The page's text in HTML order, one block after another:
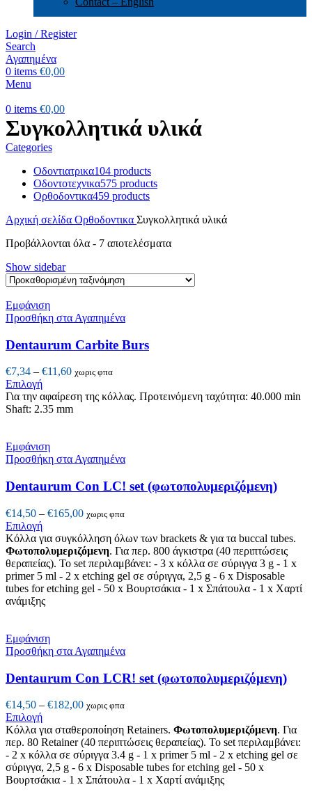
Login / Register
Search
Αγαπημένα
0 items €0,00
Menu
0 items €0,00
Συγκολλητικά υλικά
Categories
Οδοντιατρικα104 products
Οδοντοτεχνικα575 products
Ορθοδοντικα459 products
Αρχική σελίδα Ορθοδοντικα Συγκολλητικά υλικά
Προβάλλονται όλα - 7 αποτελέσματα
Show sidebar
Εμφάνιση
Προσθήκη στα Αγαπημένα
Dentaurum Carbite Burs
€7,34 – €11,60Price
€7,34
through
χωρις φπα
ΕπιλογήΑυτό
το
προϊόν
παραλλαγές.
Οι
μπορούν
να
επιλεγούν
στη
σελίδα
του
προϊόντος
Για την αφαίρεση της κόλλας. Προτεινόμενη ταχύτητα: 40.000 min
Shaft: 2.35 mm
Εμφάνιση
Προσθήκη στα Αγαπημένα
Dentaurum Con LC! set (φωτοπολυμεριζόμενη)
€14,50 – €165,00Price
€14,50
through
€165,00
χωρις φπα
ΕπιλογήΑυτό
το
προϊόν
έχει
πολλαπλές
παραλλαγές.
Οι
να
επιλεγούν
σελίδα
του
προϊόντος
Κόλλα για συγκόλληση όλων των brackets & για τα buccal tubes.
Φωτοπολυμεριζόμενη. Για περ. 800 άγκιστρα (40 περιπτώσεις
θεραπείας). Το set περιλαμβάνει: - 3 x κόλλα σε σύριγγα 3 g - 1 x
primer 5 ml - 2 x etching gel σε σύριγγα, 2,5 g - 6 x Disposable
tubes for etching gel - 50 x Βουρτσάκια - 1 x Σπάτουλα - 1 x Χαρτί
ανάμιξης
Εμφάνιση
Προσθήκη στα Αγαπημένα
Dentaurum Con LCR! set (φωτοπολυμεριζόμενη)
€14,50 – €182,00Price
€14,50
through
€182,00
χωρις φπα
ΕπιλογήΑυτό
το
προϊόν
έχει
πολλαπλές
παραλλαγές.
Κόλλα για σταθεροποίηση Retainers. Φωτοπολυμεριζόμενη. Για
περ. 80 Retainer(40 περιπτώσεις θεραπείας). Το set περιλαμβάνει:
- 2 x κόλλα σε σύριγγα 3.4 g - 1 x primer 5 ml - 2 x etching gel σε
σύριγγα, 2,5 g - 6 x Disposable tubes for etching gel - 50 x
Βουρτσάκια - 1 x Σπάτουλα - 1 x Χαρτί ανάμιξης